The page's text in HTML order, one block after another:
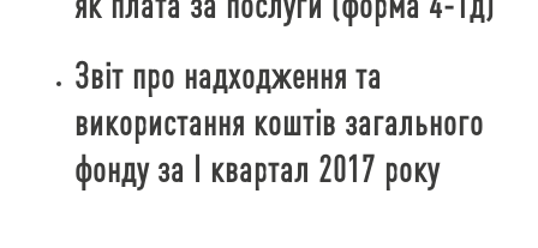
Звіт про надходження та
використання коштів загального
фонду за І квартал 2017 року